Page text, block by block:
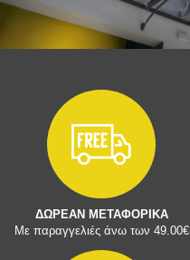
ΔΩΡΕΑΝ ΜΕΤΑΦΟΡΙΚΑ
Με παραγγελιές άνω των 49.00€